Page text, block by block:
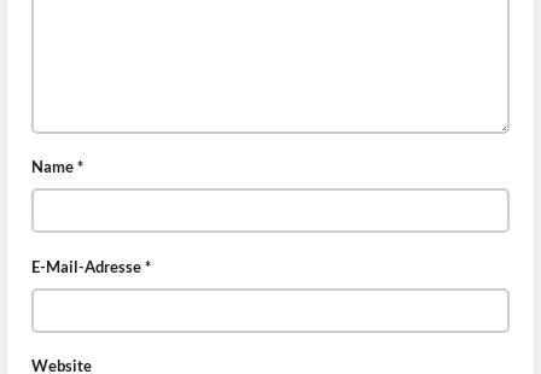
Name*
E-Mail-Adresse*
Website